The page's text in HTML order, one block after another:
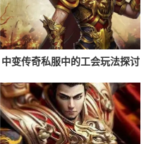
中变传奇私服中的工会玩法探讨